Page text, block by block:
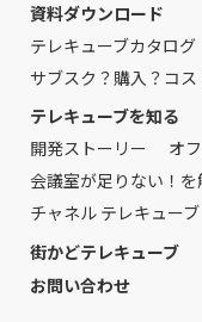
資料ダウンロード
テレキューブカタログ
サブスク？購入？コ
テレキューブを知る
開発ストーリー
オ
会議室が足りない！を
チャネル テレキューブ
街かどテレキューブ
お問い合わせ